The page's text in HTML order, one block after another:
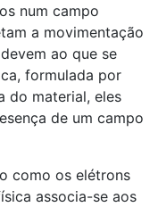
num campo
a movimentação
ao que se
formulada por
do material, eles
de um campo
como os elétrons
associa-se aos